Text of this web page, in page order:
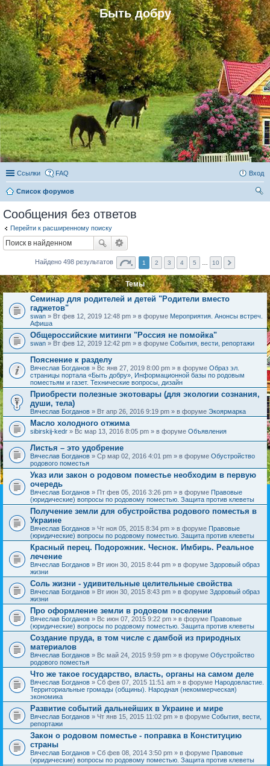
Быть добру
Ссылки FAQ Вход
Список форумов
Сообщения без ответов
Перейти к расширенному поиску
Найдено 498 результатов 1 2 3 4 5 10
Темы
Семинар для родителей и детей "Родители вместо
гаджетов"
swan » Вт фев 12, 2019 12:48 pm » в форуме Мероприятия. Анонсы встреч.
Афиша
Общероссийские митинги "Россия не помойка"
swan » Вт фев 12, 2019 12:42 pm » в форуме События, вести, репортажи
Пояснение к разделу
Вячеслав Богданов » Вс янв 27, 2019 8:00 pm » в форуме Образ эл.
страницы портала «Быть добру», Информационной базы по родовым
поместьям и газет. Технические вопросы, дизайн
Приобрести полезные экотовары (для экологии сознания,
души, тела)
Вячеслав Богданов » Вт апр 26, 2016 9:19 pm » в форуме Экоярмарка
Масло холодного отжима
sibirskij-kedr » Вс мар 13, 2016 8:05 pm » в форуме Объявления
Листья – это удобрение
Вячеслав Богданов » Ср мар 02, 2016 4:01 pm » в форуме Обустройство
родового поместья
Указ или закон о родовом поместье необходим в первую
очередь
Вячеслав Богданов » Пт фев 05, 2016 3:26 pm » в форуме Правовые
(юридические) вопросы по родовому поместью. Защита против клеветы
Получение земли для обустройства родового поместья в
Украине
Вячеслав Богданов » Чт ноя 05, 2015 8:34 pm » в форуме Правовые
(юридические) вопросы по родовому поместью. Защита против клеветы
Красный перец. Подорожник. Чеснок. Имбирь. Реальное
лечение
Вячеслав Богданов » Вт июн 30, 2015 8:44 pm » в форуме Здоровый образ
жизни
Соль жизни - удивительные целительные свойства
Вячеслав Богданов » Вт июн 30, 2015 8:43 pm » в форуме Здоровый образ
жизни
Про оформление земли в родовом поселении
Вячеслав Богданов » Вс июн 07, 2015 9:22 pm » в форуме Правовые
(юридические) вопросы по родовому поместью. Защита против клеветы
Создание пруда, в том числе с дамбой из природных
материалов
Вячеслав Богданов » Вс май 24, 2015 9:59 pm » в форуме Обустройство
родового поместья
Что же такое государство, власть, органы на самом деле
Вячеслав Богданов » Сб фев 07, 2015 11:51 am » в форуме Народовластие.
Территориальные громады (общины). Народная (некоммерческая)
экономика
Развитие событий дальнейших в Украине и мире
Вячеслав Богданов » Чт янв 15, 2015 11:02 pm » в форуме События, вести,
репортажи
Закон о родовом поместье - поправка в Конституцию
страны
Вячеслав Богданов » Сб фев 08, 2014 3:50 pm » в форуме Правовые
(юридические) вопросы по родовому поместью. Защита против клеветы